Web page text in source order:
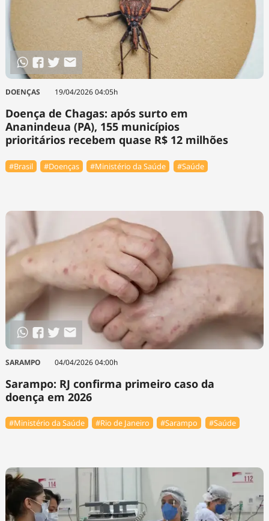
DOENÇAS 19/04/2026 04:05h
Doença de Chagas: após surto em
Ananindeua (PA), 155 municípios
prioritários recebem quase R$ 12 milhões
#Brasil #Doenças #Ministério da Saúde #Saúde
SARAMPO 04/04/2026 04:00h
Sarampo: RJ confirma primeiro caso da
doença em 2026
#Ministério da Saúde #Rio de Janeiro #Sarampo #Saúde